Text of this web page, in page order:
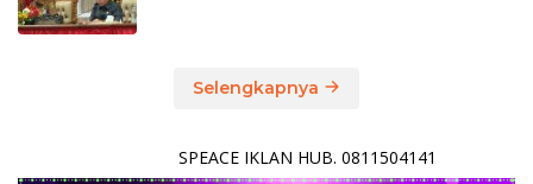
Selengkapnya
SPEACE IKLAN HUB. 0811504141